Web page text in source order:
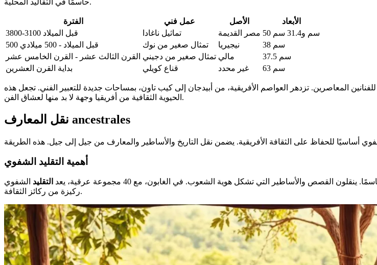
حاسمًا في التقاليد المحلية.
الفترة عمل فني الأصل
الأبعاد
3800-3100 قبل الميلاد
تماثيل ناغادا مصر القديمة
50 سم و31.4 سم
500 قبل الميلاد - 500 ميلادي
تمثال صغير من نوك نيجيريا
38 سم
القرن الثالث عشر - القرن الخامس عشر تمثال صغير من دجيني مالي
37.5 سم
بداية القرن العشرين
قناع كويلي غير محدد 63 سم
المعاصرين. تزدهر العواصم الأفريقية، من أبيدجان إلى كيب تاون، بمساحات جديدة للتعبير الفني. تجعل هذه
الحيوية الثقافية من أفريقيا وجهة لا بد منها لعشاق الفن.
نقل المعارف ancestrales
أهمية التقليد الشفوي
القصص والأساطير التي تشكل هوية الشعوب. في الغابون، مع 40 مجموعة عرقية، يعد التقليد الشفوي
ركيزة من ركائز الثقافة.